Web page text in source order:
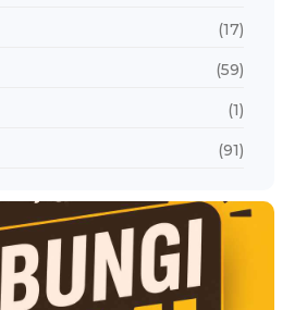
(17)
(59)
(1)
(91)